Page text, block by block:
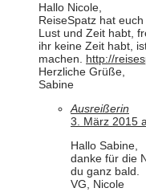
Hallo Nicole,
ReiseSpatz hat
Lust und Zeit habt,
ihr keine Zeit habt,
machen. http://
Herzliche Grüße,
Sabine
Ausreißerin
3. März 2015
Hallo Sabine,
danke für die
du ganz bald.
VG, Nicole